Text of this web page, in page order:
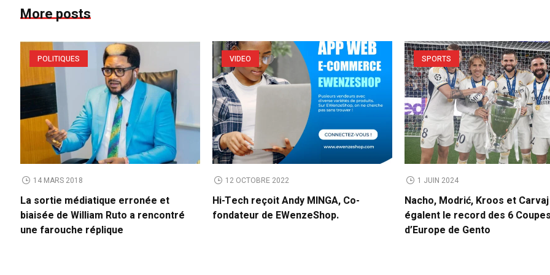
More posts
POLITIQUES
14 MARS 2018
La sortie médiatique erronée et
biaisée de William Ruto a rencontré
une farouche réplique
VIDEO
12 OCTOBRE 2022
Hi-Tech reçoit Andy MINGA, Co-
fondateur de EWenzeShop.
SPORTS
1 JUIN 2024
Nacho, Modrić, Kroos et
égalent le record des 6
d’Europe de Gento